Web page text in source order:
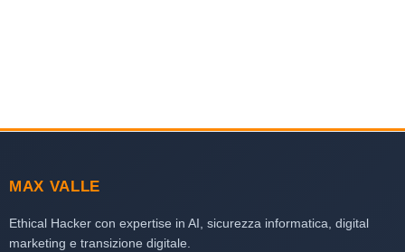
MAX VALLE
Ethical Hacker con expertise in AI, sicurezza informatica, digital
marketing e transizione digitale.